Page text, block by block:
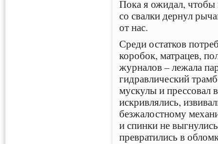
Пока я ожидал,
со свалки дернул
от нас.
Среди остатков
коробок, матрацев,
журналов – лежала
гидравлический
мускулы и прессовал
искривлялись,
безжалостному
и спинки не
превратились в